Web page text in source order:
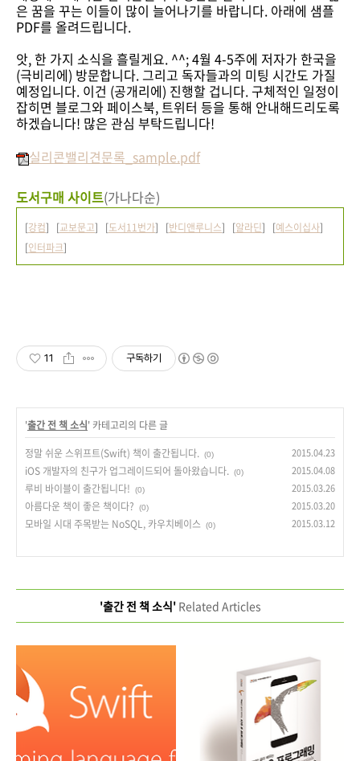
은 꿈을 꾸는 이들이 많이 늘어나기를 바랍니다. 아래에 샘플
PDF를 올려드립니다.
앗, 한 가지 소식을 흘릴게요. ^^; 4월 4-5주에 저자가 한국을
(극비리에) 방문합니다. 그리고 독자들과의 미팅 시간도 가질
예정입니다. 이건 (공개리에) 진행할 겁니다. 구체적인 일정이
잡히면 블로그와 페이스북, 트위터 등을 통해 안내해드리도록
하겠습니다! 많은 관심 부탁드립니다!
실리콘밸리견문록_sample.pdf
도서구매 사이트(가나다순)
[강컴] [교보문고] [도서11번가] [반디앤루니스] [알라딘] [예스이십사]
[인터파크]
11 구독하기
'출간 전 책 소식' 카테고리의 다른 글
정말 쉬운 스위프트(Swift) 책이 출간됩니다. (0) 2015.04.23
iOS 개발자의 친구가 업그레이드되어 돌아왔습니다. (0) 2015.04.08
루비 바이블이 출간됩니다! (0) 2015.03.26
아름다운 책이 좋은 책이다? (0) 2015.03.20
모바일 시대 주목받는 NoSQL, 카우치베이스 (0) 2015.03.12
'출간 전 책 소식'Related Articles